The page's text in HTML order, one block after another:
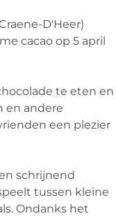
D'Heer)
cacao op 5 april
te eten en
en andere
een plezier
schrijnend
tussen kleine
Ondanks het